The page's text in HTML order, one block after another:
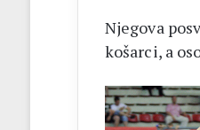
Njegova
košarci, a